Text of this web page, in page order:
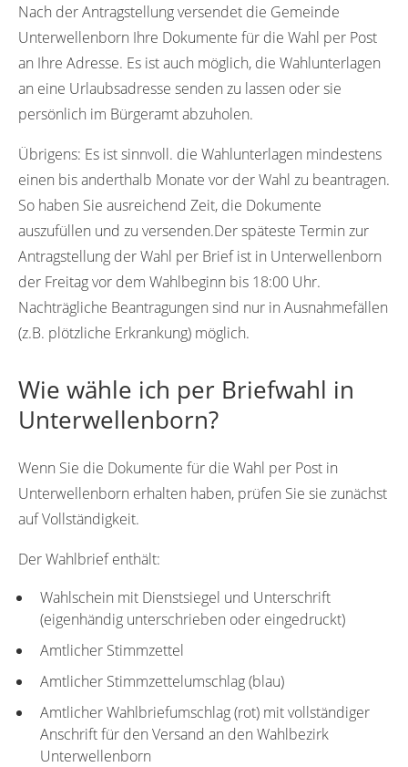
Nach der Antragstellung versendet die Gemeinde
Unterwellenborn Ihre Dokumente für die Wahl per Post
an Ihre Adresse. Es ist auch möglich, die Wahlunterlagen
an eine Urlaubsadresse senden zu lassen oder sie
persönlich im Bürgeramt abzuholen.
Übrigens: Es ist sinnvoll. die Wahlunterlagen mindestens
einen bis anderthalb Monate vor der Wahl zu beantragen.
So haben Sie ausreichend Zeit, die Dokumente
auszufüllen und zu versenden.Der späteste Termin zur
Antragstellung der Wahl per Brief ist in Unterwellenborn
der Freitag vor dem Wahlbeginn bis 18:00 Uhr.
Nachträgliche Beantragungen sind nur in Ausnahmefällen
(z.B. plötzliche Erkrankung) möglich.
Wie wähle ich per Briefwahl in
Unterwellenborn?
Wenn Sie die Dokumente für die Wahl per Post in
Unterwellenborn erhalten haben, prüfen Sie sie zunächst
auf Vollständigkeit.
Der Wahlbrief enthält:
Wahlschein mit Dienstsiegel und Unterschrift
(eigenhändig unterschrieben oder eingedruckt)
Amtlicher Stimmzettel
Amtlicher Stimmzettelumschlag (blau)
Amtlicher Wahlbriefumschlag (rot) mit vollständiger
Anschrift für den Versand an den Wahlbezirk
Unterwellenborn